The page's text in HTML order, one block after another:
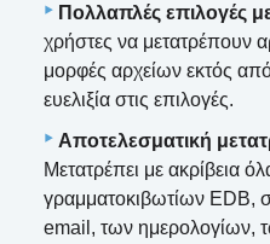
Πολλαπλές επιλογές
χρήστες να μετατρέπουν
μορφές αρχείων εκτός
ευελιξία στις επιλογές.
Αποτελεσματική
Μετατρέπει με ακρίβεια
γραμματοκιβωτίων EDB,
email, των ημερολογίων,